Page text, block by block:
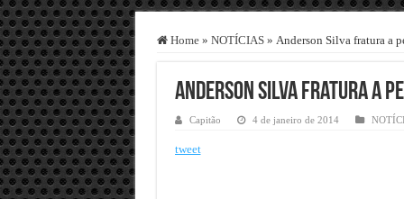
Home » NOTÍCIAS » Anderson Silva fratura a
Anderson Silva fratura a
Capitão 4 de janeiro de 2014
tweet